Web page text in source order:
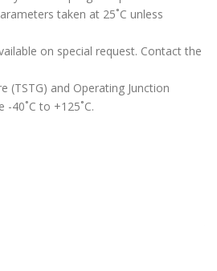
taken at 25˚C unless
on special request. Contact the
(TSTG) and Operating Junction
-40˚C to +125˚C.